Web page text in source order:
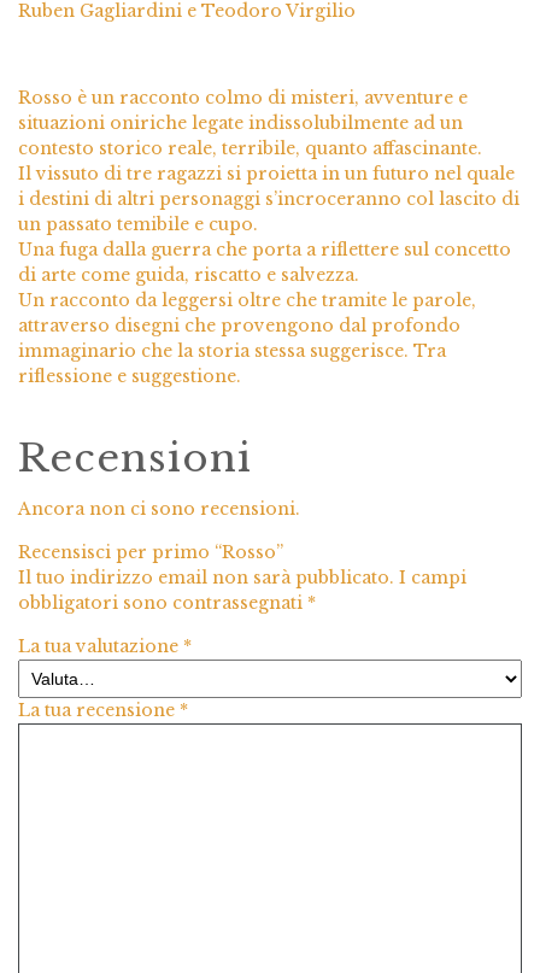
Ruben Gagliardini e Teodoro Virgilio
Rosso è un racconto colmo di misteri, avventure e
situazioni oniriche legate indissolubilmente ad un
contesto storico reale, terribile, quanto affascinante.
Il vissuto di tre ragazzi si proietta in un futuro nel quale
i destini di altri personaggi s’incroceranno col lascito di
un passato temibile e cupo.
Una fuga dalla guerra che porta a riflettere sul concetto
di arte come guida, riscatto e salvezza.
Un racconto da leggersi oltre che tramite le parole,
attraverso disegni che provengono dal profondo
immaginario che la storia stessa suggerisce. Tra
riflessione e suggestione.
Recensioni
Ancora non ci sono recensioni.
Recensisci per primo “Rosso”
Il tuo indirizzo email non sarà pubblicato. I campi
obbligatori sono contrassegnati *
La tua valutazione *
La tua recensione *